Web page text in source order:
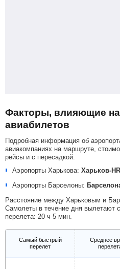
Факторы, влияющие на
авиабилетов
Подробная информация об
авиакомпаниях на маршруте,
рейсы и с пересадкой.
Аэропорты Харькова: Харьков-
Аэропорты Барселоны:
Расстояние между Харьковым и
Самолеты в течение дня вылетают
перелета: 20 ч 5 мин.
Самый быстрый
перелет
Среднее